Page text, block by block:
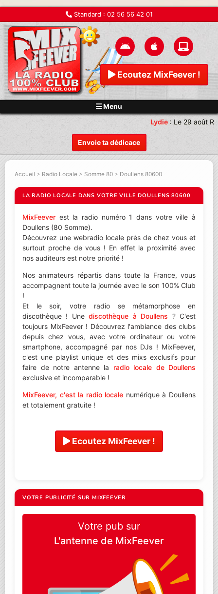
Standard : 02 56 56 42 01
Ecoutez MixFeever !
Menu
Envoie ta dédicace
Lydie:Le 29 août
Accueil > Radio Locale > Somme 80 > Doullens 80600
LA RADIO LOCALE DANS VOTRE VILLE DOULLENS 80600
MixFeever est la radio numéro 1 dans votre ville à
Doullens (80 Somme).
Découvrez une webradio locale près de chez vous et
surtout proche de vous ! En effet la proximité avec
nos auditeurs est notre priorité !
Nos animateurs répartis dans toute la France, vous
accompagnent toute la journée avec le son 100% Club
!
Et le soir, votre radio se métamorphose en
discothèque ! Unediscothèque à Doullens ? C'est
toujours MixFeever ! Découvrez l'ambiance des clubs
depuis chez vous, avec votre ordinateur ou votre
smartphone, accompagné par nos DJs ! MixFeever,
c'est une playlist unique et des mixs exclusifs pour
faire de notre antenne la radio locale de Doullens
exclusive et incomparable !
MixFeever, c'est la radio locale numérique à Doullens
et totalement gratuite !
Ecoutez MixFeever !
VOTRE PUBLICITÉ SUR MIXFEEVER
Votre pub sur
L'antenne de MixFeever